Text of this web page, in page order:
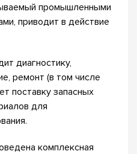
промышленными
приводит в действие
диагностику,
ремонт (в том числе
поставку запасных
для
комплексная